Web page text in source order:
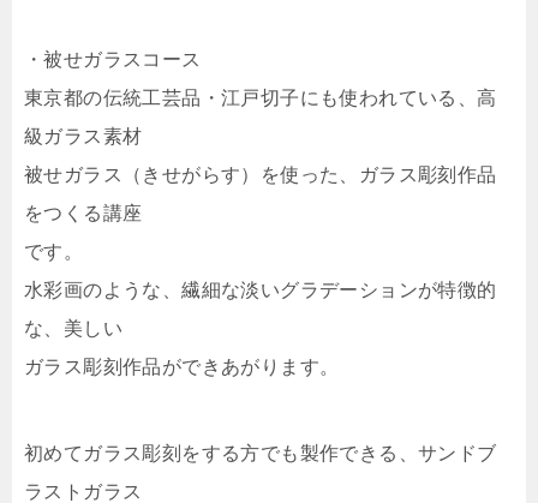
・被せガラスコース
東京都の伝統工芸品・江戸切子にも使われている、高
級ガラス素材
被せガラス（きせがらす）を使った、ガラス彫刻作品
をつくる講座
です。
水彩画のような、繊細な淡いグラデーションが特徴的
な、美しい
ガラス彫刻作品ができあがります。
初めてガラス彫刻をする方でも製作できる、サンドブ
ラストガラス